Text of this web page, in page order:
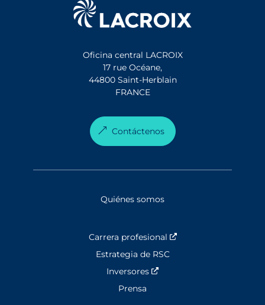
Oficina central LACROIX
17 rue Océane,
44800 Saint-Herblain
FRANCE
Contáctenos
Quiénes somos
Carrera profesional
Nouvelle fenêtre
Estrategia de RSC
Inversores
Prensa